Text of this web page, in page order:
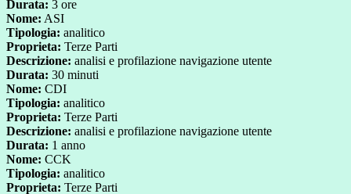
Durata: 3 ore
Nome: ASI
Tipologia: analitico
Proprieta: Terze Parti
Descrizione: analisi e profilazione navigazione utente
Durata: 30 minuti
Nome: CDI
Tipologia: analitico
Proprieta: Terze Parti
Descrizione: analisi e profilazione navigazione utente
Durata: 1 anno
Nome: CCK
Tipologia: analitico
Proprieta: Terze Parti